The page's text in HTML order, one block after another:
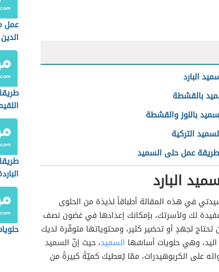
البارد
بالقشطة
باللوز والقشطة
التركية
عمل حلى السميد
البارد
في هذه المقالة أطباقاً لذيذة من الحلوى
لك ولأسرتك، بإمكانك إعدادها في غضون نصف
لجهدٍ أو تحضير كثير، ومحتوياتها متوفّرة لديك
وهي حلويات أساسُها السميد، حيث إنّ السميد
على الكربوهيدرات، ممّا يُعطيك كميّةً كبيرةً من
عمل
الدين